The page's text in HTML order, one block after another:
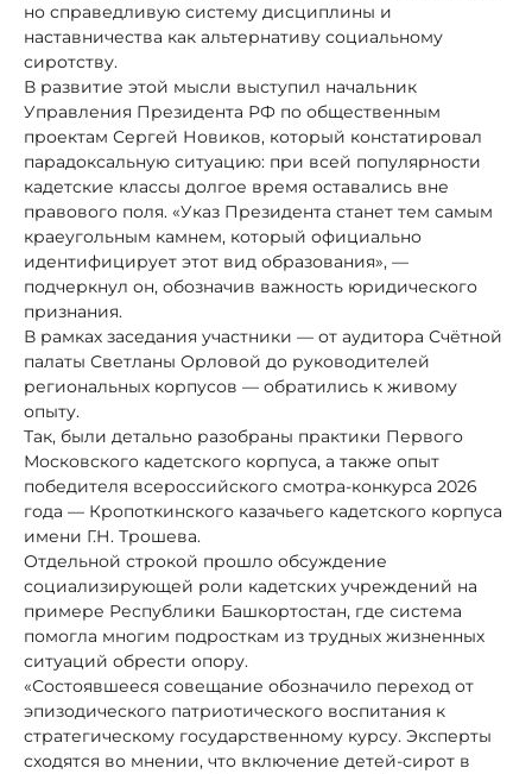
но справедливую систему дисциплины и
наставничества как альтернативу социальному
сиротству.
В развитие этой мысли выступил начальник
Управления Президента РФ по общественным
проектам Сергей Новиков, который констатировал
парадоксальную ситуацию: при всей популярности
кадетские классы долгое время оставались вне
правового поля. «Указ Президента станет тем самым
краеугольным камнем, который официально
идентифицирует этот вид образования», —
подчеркнул он, обозначив важность юридического
признания.
В рамках заседания участники — от аудитора Счётной
палаты Светланы Орловой до руководителей
региональных корпусов — обратились к живому
опыту.
Так, были детально разобраны практики Первого
Московского кадетского корпуса, а также опыт
победителя всероссийского смотра-конкурса 2026
года — Кропоткинского казачьего кадетского корпуса
имени Г.Н. Трошева.
Отдельной строкой прошло обсуждение
социализирующей роли кадетских учреждений на
примере Республики Башкортостан, где система
помогла многим подросткам из трудных жизненных
ситуаций обрести опору.
«Состоявшееся совещание обозначило переход от
эпизодического патриотического воспитания к
стратегическому государственному курсу. Эксперты
сходятся во мнении, что включение детей-сирот в